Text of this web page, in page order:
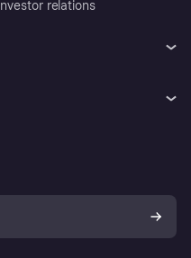
Investor relations